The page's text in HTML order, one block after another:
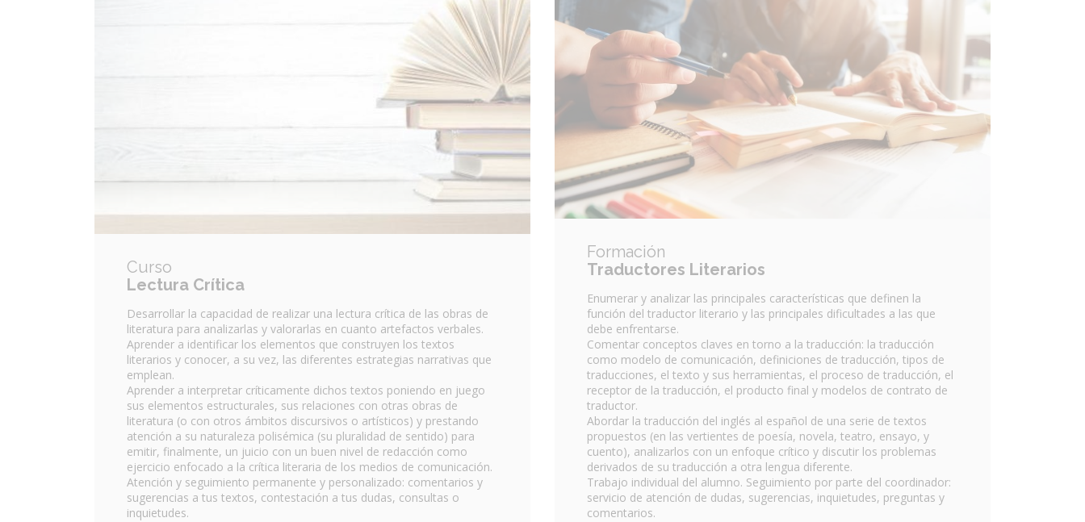
Curso
Lectura Crítica
Desarrollar la capacidad de realizar una lectura crítica de las obras de
literatura para analizarlas y valorarlas en cuanto artefactos verbales.
Aprender a identificar los elementos que construyen los textos
literarios y conocer, a su vez, las diferentes estrategias narrativas que
emplean.
Aprender a interpretar críticamente dichos textos poniendo en juego
sus elementos estructurales, sus relaciones con otras obras de
literatura (o con otros ámbitos discursivos o artísticos) y prestando
atención a su naturaleza polisémica (su pluralidad de sentido) para
emitir, finalmente, un juicio con un buen nivel de redacción como
ejercicio enfocado a la crítica literaria de los medios de comunicación.
Atención y seguimiento permanente y personalizado: comentarios y
sugerencias a tus textos, contestación a tus dudas, consultas o
inquietudes.
Formación
Traductores Literarios
Enumerar y analizar las principales características que definen la
función del traductor literario y las principales dificultades a las que
debe enfrentarse.
Comentar conceptos claves en torno a la traducción: la traducción
como modelo de comunicación, definiciones de traducción, tipos de
traducciones, el texto y sus herramientas, el proceso de traducción, el
receptor de la traducción, el producto final y modelos de contrato de
traductor.
Abordar la traducción del inglés al español de una serie de textos
propuestos (en las vertientes de poesía, novela, teatro, ensayo, y
cuento), analizarlos con un enfoque crítico y discutir los problemas
derivados de su traducción a otra lengua diferente.
Trabajo individual del alumno. Seguimiento por parte del coordinador:
servicio de atención de dudas, sugerencias, inquietudes, preguntas y
comentarios.